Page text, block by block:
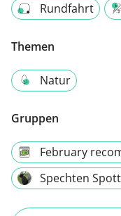
Rundfahrt
Themen
Natur
Gruppen
February
Spechten